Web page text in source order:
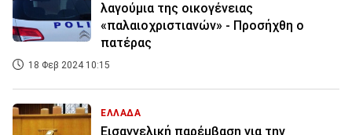
λαγούμια της οικογένειας
«παλαιοχριστιανών» - Προσήχθη ο
πατέρας
18 Φεβ 2024 10:15
ΕΛΛΑΔΑ
Εισαγγελική παρέμβαση για την